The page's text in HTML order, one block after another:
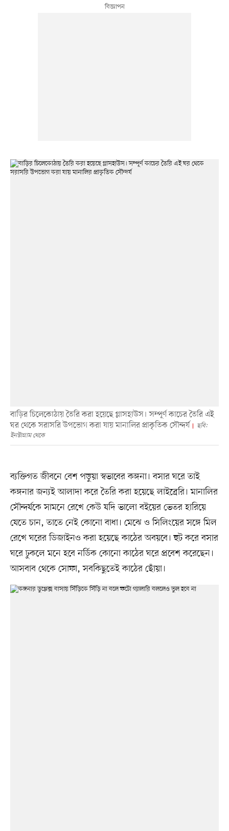
বাড়ির চিলেকোঠায় তৈরি করা হয়েছে গ্লাসহাউস। সম্পূর্ণ কাচের তৈরি এই
ঘর থেকে সরাসরি উপভোগ করা যায় মানালির প্রাকৃতিক সৌন্দর্য
ছবি:
ইনস্টাগ্রাম থেকে
ব্যক্তিগত জীবনে বেশ পড়ুয়া স্বভাবের কঙ্গনা। বসার ঘরে তাই
কঙ্গনার জন্যই আলাদা করে তৈরি করা হয়েছে লাইব্রেরি। মানালির
সৌন্দর্যকে সামনে রেখে কেউ যদি ভালো বইয়ের ভেতর হারিয়ে
যেতে চান, তাতে নেই কোনো বাধা। মেঝে ও সিলিংয়ের সঙ্গে মিল
রেখে ঘরের ডিজাইনও করা হয়েছে কাঠের অবয়বে। হুট করে বসার
ঘরে ঢুকলে মনে হবে নর্ডিক কোনো কাঠের ঘরে প্রবেশ করেছেন।
আসবাব থেকে সোফা, সবকিছুতেই কাঠের ছোঁয়া।